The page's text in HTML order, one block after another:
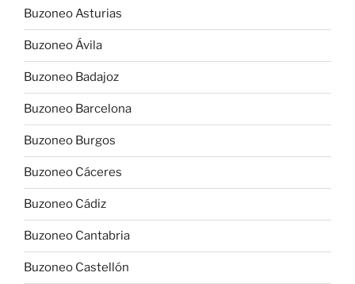
Buzoneo Asturias
Buzoneo Ávila
Buzoneo Badajoz
Buzoneo Barcelona
Buzoneo Burgos
Buzoneo Cáceres
Buzoneo Cádiz
Buzoneo Cantabria
Buzoneo Castellón